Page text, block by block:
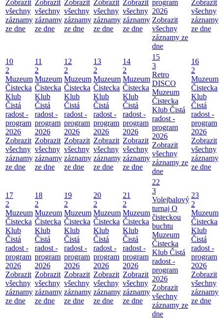
Zobrazit
všechny
záznamy
ze dne
Zobrazit
všechny
záznamy
ze dne
Zobrazit
všechny
záznamy
ze dne
Zobrazit
všechny
záznamy
ze dne
Zobrazit
všechny
záznamy
ze dne
program
2026
Zobrazit
všechny
záznamy ze
dne
Zobrazit
všechny
záznamy
ze dne
10
2
Muzeum
Čistecka
Klub
Čistá
radost -
program
2026
Zobrazit
všechny
záznamy
ze dne
11
2
Muzeum
Čistecka
Klub
Čistá
radost -
program
2026
Zobrazit
všechny
záznamy
ze dne
12
2
Muzeum
Čistecka
Klub
Čistá
radost -
program
2026
Zobrazit
všechny
záznamy
ze dne
13
2
Muzeum
Čistecka
Klub
Čistá
radost -
program
2026
Zobrazit
všechny
záznamy
ze dne
14
2
Muzeum
Čistecka
Klub
Čistá
radost -
program
2026
Zobrazit
všechny
záznamy
ze dne
15
3
Retro
DISCO
Muzeum
Čistecka
Klub Čistá
radost -
program
2026
Zobrazit
všechny
záznamy ze
dne
16
2
Muzeum
Čistecka
Klub
Čistá
radost -
program
2026
Zobrazit
všechny
záznamy
ze dne
17
2
Muzeum
Čistecka
Klub
Čistá
radost -
program
2026
Zobrazit
všechny
záznamy
ze dne
18
2
Muzeum
Čistecka
Klub
Čistá
radost -
program
2026
Zobrazit
všechny
záznamy
ze dne
19
2
Muzeum
Čistecka
Klub
Čistá
radost -
program
2026
Zobrazit
všechny
záznamy
ze dne
20
2
Muzeum
Čistecka
Klub
Čistá
radost -
program
2026
Zobrazit
všechny
záznamy
ze dne
21
2
Muzeum
Čistecka
Klub
Čistá
radost -
program
2026
Zobrazit
všechny
záznamy
ze dne
22
3
Volejbalový
turnaj O
čisteckou
buchtu
Muzeum
Čistecka
Klub Čistá
radost -
program
2026
Zobrazit
všechny
záznamy ze
dne
23
2
Muzeum
Čistecka
Klub
Čistá
radost -
program
2026
Zobrazit
všechny
záznamy
ze dne